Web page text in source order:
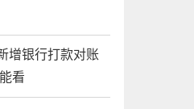
增银行打款对账
看